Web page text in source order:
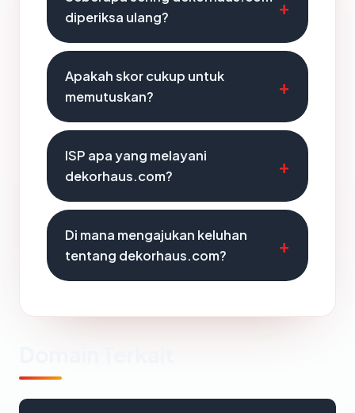
diperiksa ulang?
Apakah skor cukup untuk
memutuskan?
ISP apa yang melayani
dekorhaus.com?
Di mana mengajukan keluhan
tentang dekorhaus.com?